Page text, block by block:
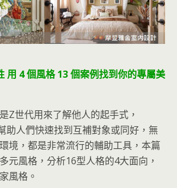
用 4 個風格 13 個案例找到你的專屬美
Z世代用來了解他人的起手式，
助人們快速找到互補對象或同好，無
境，都是非常流行的輔助工具，本篇
元風格，分析16型人格的4大面向，
風格。